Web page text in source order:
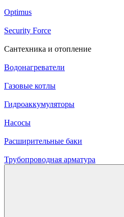
Optimus
Security Force
Сантехника и отопление
Водонагреватели
Газовые котлы
Гидроаккумуляторы
Насосы
Расширительные баки
Трубопроводная арматура